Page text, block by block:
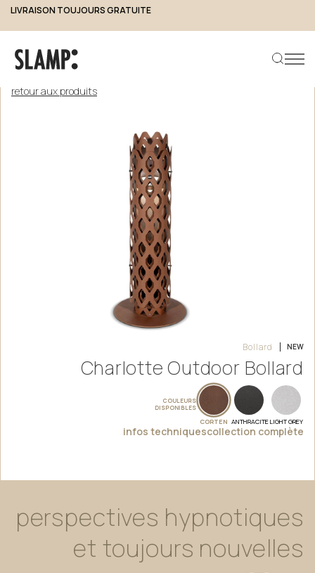
LIVRAISON TOUJOURS GRATUITE
Rechercher un produit
retour aux produits
Bollard NEW
Charlotte Outdoor Bollard
COULEURS
DISPONIBLES
CORTEN ANTHRACITELIGHT GREY
infos techniquescollection complète
perspectives hypnotiques
et toujours nouvelles